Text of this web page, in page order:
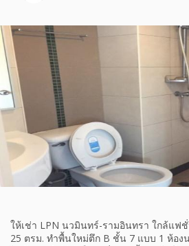
ให้เช่า LPN นวมินทร์-รามอินทรา ใกล้แฟ
25 ตรม. ทำพื้นใหม่ตึก B ชั้น 7 แบบ 1 ห้อง